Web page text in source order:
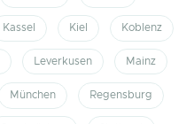
Kassel Kiel Koblenz
Leverkusen Mainz
München Regensburg